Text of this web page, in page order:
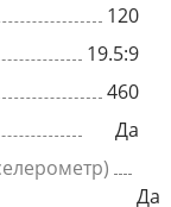
120
19.5:9
460
Да
Да